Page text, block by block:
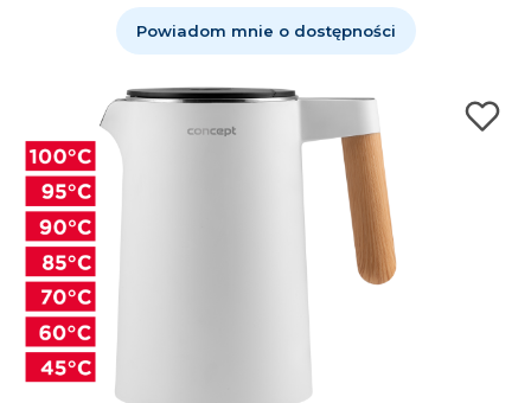
Powiadom mnie o dostępności